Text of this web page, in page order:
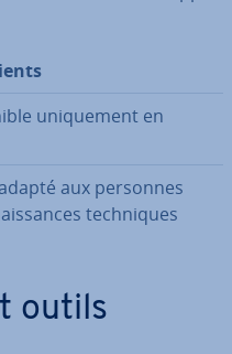
uni­que­ment en
aux personnes
tech­niques
outils